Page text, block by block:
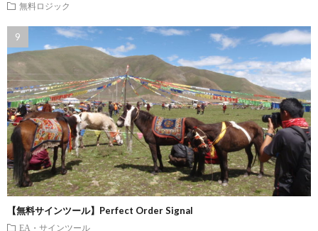
無料ロジック
【無料サインツール】Perfect Order Signal
EA・サインツール